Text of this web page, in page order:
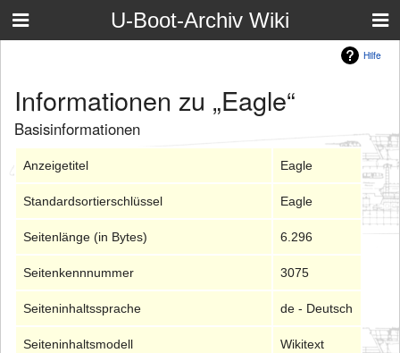
U-Boot-Archiv Wiki
Hilfe
Informationen zu „Eagle“
Basisinformationen
Anzeigetitel Eagle
Standardsortierschlüssel Eagle
Seitenlänge (in Bytes) 6.296
Seitenkennnummer 3075
Seiteninhaltssprache de - Deutsch
Seiteninhaltsmodell Wikitext